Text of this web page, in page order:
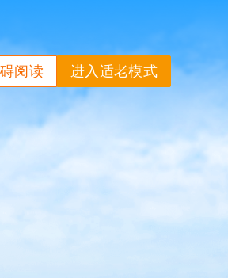
进入适老模式
阅读